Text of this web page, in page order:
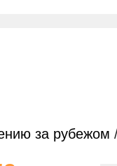
за рубежом